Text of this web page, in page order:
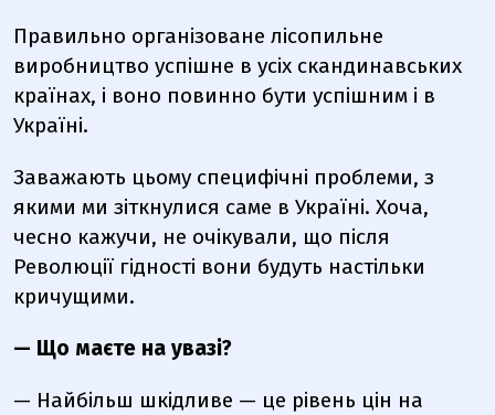
Правильно організоване лісопильне
виробництво успішне в усіх скандинавських
країнах, і воно повинно бути успішним і в
Україні.
Заважають цьому специфічні проблеми, з
якими ми зіткнулися саме в Україні. Хоча,
чесно кажучи, не очікували, що після
Революції гідності вони будуть настільки
кричущими.
— Що маєте на увазі?
— Найбільш шкідливе — це рівень цін на